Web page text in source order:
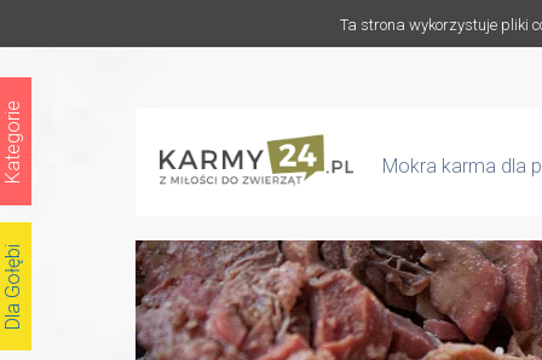
Ta strona wykorzystuje pliki
Mokra karma dla
Dla Gołębi
Kategorie